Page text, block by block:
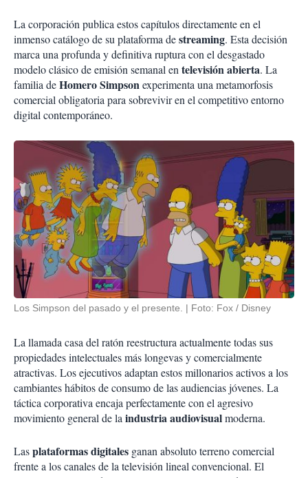
La corporación publica estos capítulos directamente en el
inmenso catálogo de su plataforma destreaming. Esta decisión
marca una profunda y definitiva ruptura con el desgastado
modelo clásico de emisión semanal entelevisión abierta. La
familia deHomero Simpsonexperimenta una metamorfosis
comercial obligatoria para sobrevivir en el competitivo entorno
digital contemporáneo.
Los Simpson del pasado y el presente. Foto: Fox / Disney
La llamada casa del ratón reestructura actualmente todas sus
propiedades intelectuales más longevas y comercialmente
atractivas. Los ejecutivos adaptan estos millonarios activos a los
cambiantes hábitos de consumo de las audiencias jóvenes. La
táctica corporativa encaja perfectamente con el agresivo
movimiento general de laindustria audiovisualmoderna.
Lasplataformas digitales ganan absoluto terreno comercial
frente a los canales de la televisión lineal convencional. El